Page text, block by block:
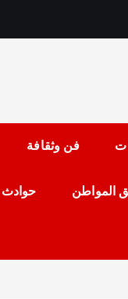
فن وثقافة
المواطن حوادث